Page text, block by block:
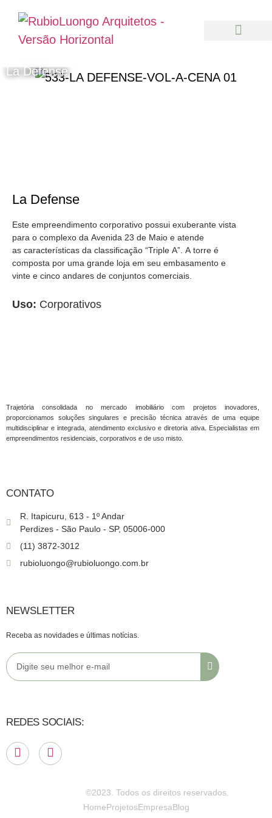
La Defense
La Defense
Este empreendimento corporativo possui exuberante vista
para o complexo da Avenida 23 de Maio e atende
as características da classificação “Triple A”. A torre é
composta por uma grande loja em seu embasamento e
vinte e cinco andares de conjuntos comerciais.
Uso: Corporativos
Trajetória consolidada no mercado imobiliário com projetos inovadores,
proporcionamos soluções singulares e precisão técnica através de uma equipe
multidisciplinar e integrada, atendimento exclusivo e diretoria ativa. Especialistas em
empreendimentos residenciais, corporativos e de uso misto.
CONTATO
R. Itapicuru, 613 - 1º Andar
Perdizes - São Paulo - SP, 05006-000
(11) 3872-3012
rubioluongo@rubioluongo.com.br
NEWSLETTER
Receba as novidades e últimas notícias.
REDES SOCIAIS:
©2023. Todos os direitos reservados.
HomeProjetosEmpresaBlog